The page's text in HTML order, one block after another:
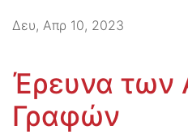
Δευ, Απρ 10, 2023
Έρευνα των
Γραφών